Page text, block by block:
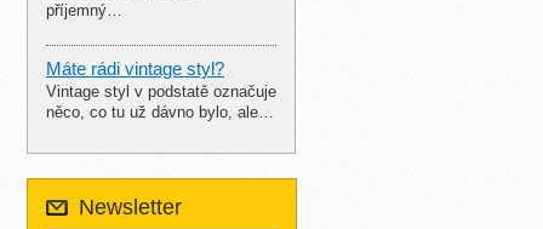
příjemný…
Máte rádi vintage styl?
Vintage styl v podstatě označuje
něco, co tu už dávno bylo, ale…
Newsletter